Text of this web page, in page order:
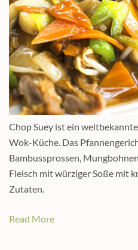
Chop Suey ist ein
Wok-Küche. Das
Bambussprossen,
Fleisch mit würziger Soße mit
Zutaten.
Read More